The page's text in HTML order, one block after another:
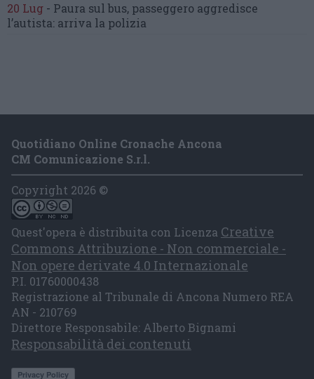
20 Lug - Paura sul bus, passeggero aggredisce
l’autista: arriva la polizia
Quotidiano Online Cronache Ancona
CM Comunicazione S.r.l.
Copyright 2026 ©
Quest'opera è distribuita con Licenza Creative
Commons Attribuzione - Non commerciale -
Non opere derivate 4.0 Internazionale
P.I. 01760000438
Registrazione al Tribunale di Ancona Numero REA
AN - 210769
Direttore Responsabile: Alberto Bignami
Responsabilità dei contenuti